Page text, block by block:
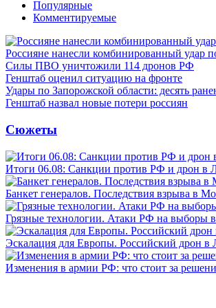
Популярные
Комментируемые
Россияне нанесли комбинированный удар
Силы ПВО уничтожили 114 дронов РФ
Генштаб оценил ситуацию на фронте
Удары по Запорожской области: десять
Генштаб назвал новые потери россиян
Сюжеты
Итоги 06.08: Санкции против РФ и дрон в
Банкет генералов. Последствия взрыва в
Грязные технологии. Атаки РФ на выборы
Эскалация для Европы. Российский дрон в
Изменения в армии РФ: что стоит за